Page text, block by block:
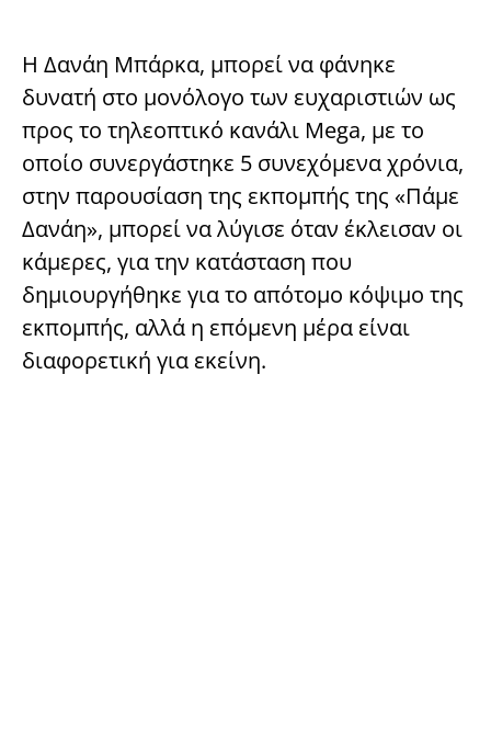
Η Δανάη Μπάρκα, μπορεί να φάνηκε
δυνατή στο μονόλογο των ευχαριστιών ως
προς το τηλεοπτικό κανάλι Mega, με το
οποίο συνεργάστηκε 5 συνεχόμενα χρόνια,
στην παρουσίαση της εκπομπής της «Πάμε
Δανάη», μπορεί να λύγισε όταν έκλεισαν οι
κάμερες, για την κατάσταση που
δημιουργήθηκε για το απότομο κόψιμο της
εκπομπής, αλλά η επόμενη μέρα είναι
διαφορετική για εκείνη.